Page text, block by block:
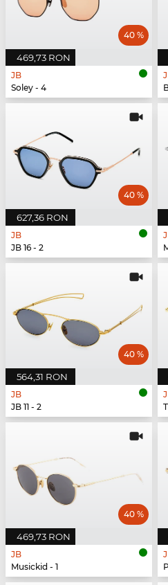
469,73 RON
40 %
JB
Soley - 4
627,36 RON
40 %
JB
JB 16 - 2
564,31 RON
40 %
JB
JB 11 - 2
469,73 RON
40 %
JB
Musickid - 1